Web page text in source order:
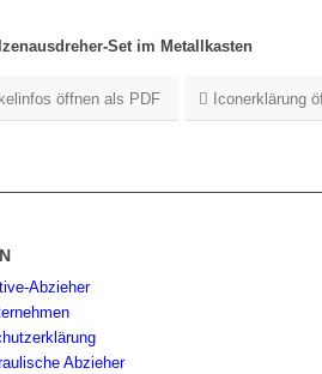
Set im Metallkasten
öffnen als PDF Iconerklärung
Abzieher
Abzieher